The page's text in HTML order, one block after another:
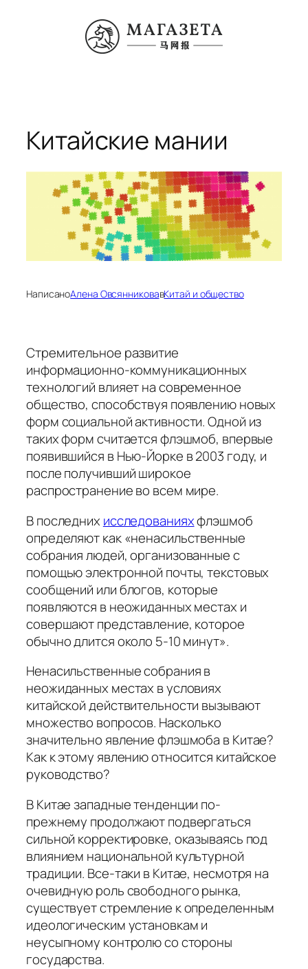
содержимому
Китайские мании
НаписаноАлена ОвсянниковавКитай и общество
Стремительное развитие
информационно-коммуникационных
технологий влияет на современное
общество, способствуя появлению новых
форм социальной активности. Одной из
таких форм считается флэшмоб, впервые
появившийся в Нью-Йорке в 2003 году, и
после получивший широкое
распространение во всем мире.
В последних исследованияхфлэшмоб
определяют как «ненасильственные
собрания людей, организованные с
помощью электронной почты, текстовых
сообщений или блогов, которые
появляются в неожиданных местах и
совершают представление, которое
обычно длится около 5-10 минут».
Ненасильственные собрания в
неожиданных местах в условиях
китайской действительности вызывают
множество вопросов. Насколько
значительно явление флэшмоба в Китае?
Как к этому явлению относится китайское
руководство?
В Китае западные тенденции по-
прежнему продолжают подвергаться
сильной корректировке, оказываясь под
влиянием национальной культурной
традиции. Все-таки в Китае, несмотря на
очевидную роль свободного рынка,
существует стремление к определенным
идеологическим установкам и
неусыпному контролю со стороны
государства.